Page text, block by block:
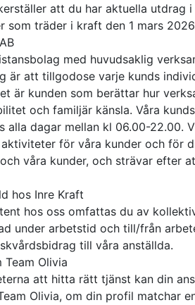
att du har aktuella utdrag
som träder i kraft den 1 mars
med huvudsaklig
är att tillgodose varje kunds
är kunden som berättar hur
och familjär känsla. Våra
alla dagar mellan kl 06.00-22.00.
för våra kunder och för
våra kunder, och strävar efter
hos Inre Kraft
hos oss omfattas du av
under arbetstid och till/från
till våra anställda.
Team Olivia
att hitta rätt tjänst kan din
Olivia, om din profil matchar